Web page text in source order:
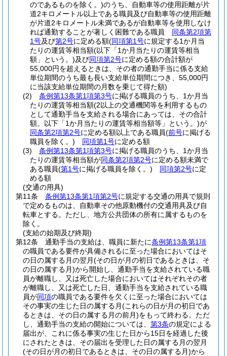
のであるものを除く。)のうち、自動車等の使用距離が片
道2キロメートル以上である職員及び自動車等の使用距離
が片道2キロメートル未満であるが自動車等を使用しなけ
れば通勤することが著しく困難である職員 同条第2項第
1号及び第2号に定める額(同項第1号に規定する1か月当
たりの運賃等相当額(以下「1か月当たりの運賃等相当
額」という。)及び同項第2号に定める額の合計額が
55,000円を超えるときは、その者の通勤手当に係る支給
単位期間のうち最も長い支給単位期間につき、55,000円
に当該支給単位期間の月数を乗じて得た額)
(2)
条例第13条第1項第3号に掲げる職員のうち、1か月当
たりの運賃等相当額(2以上の交通機関等を利用するもの
として通勤手当を支給される場合にあっては、その合計
額。以下「1か月当たりの運賃等相当額等」という。)が
同条第2項第2号に定める額以上である職員(前号に掲げる
職員を除く。)
同項第1号に定める額
(3)
条例第13条第1項第3号に掲げる職員のうち、1か月当
たりの運賃等相当額が同条第2項第2号に定める額未満で
ある職員(第1号に掲げる職員を除く。) 同項第2号に定
める額
(交通の用具)
第11条
条例第13条第1項第2号に規定する交通の用具で規則
で定めるものは、自動車その他原動機付の交通用具及び自
転車とする。 ただし、地方公共団体の所有に属するものを
除く。
(支給の始期及び終期)
第12条
通勤手当の支給は、職員に新たに条例第13条第1項
の職員である要件が具備されるに至った場合においてはそ
の日の属する月の翌月(その日が月の初日であるときは、そ
の日の属する月)から開始し、通勤手当を支給されている職
員が離職し、又は死亡した場合においてはそれぞれその者
が離職し、又は死亡した日、通勤手当を支給されている職
員が同項の職員である要件を欠くに至った場合においては
その事実の生じた日の属する月(これらの日が月の初日であ
るときは、その日の属する月の前月)をもって終わる。 ただ
し、通勤手当の支給の開始については、 第3条の規定による
届出が、これに係る事実の生じた日から15日を経過した後
にされたときは、その届出を受理した日の属する月の翌月
(その日が月の初日であるときは、その日の属する月)から